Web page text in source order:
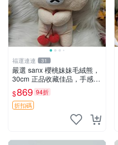
福運連連 31
嚴選 sanx 櫻桃妹妹毛絨熊，
30cm 正品收藏佳品，手感極
軟，適合贈送與收藏 櫻桃妹
妹、sanx、毛絨熊
$869 94折
折扣碼